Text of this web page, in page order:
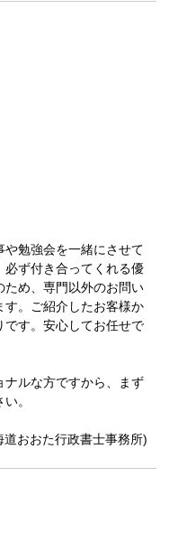
勉強会を一緒にさせて
必ず付き合ってくれる優
ため、専門以外のお問い
す。ご紹介したお客様か
です。安心してお任せで
ナルな方ですから、まず
。
おおた行政書士事務所)